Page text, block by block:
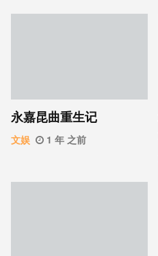
永嘉昆曲重生记
文娱 1 年 之前